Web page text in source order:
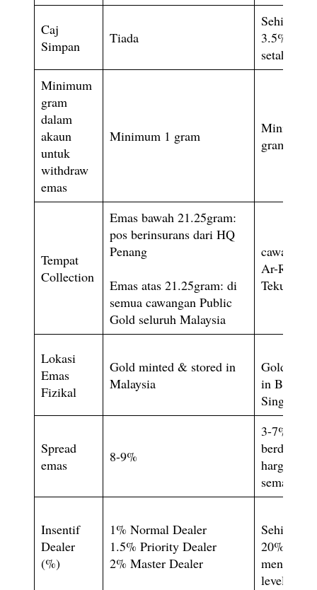
Caj
Simpan
Tiada
Sehingga
3.5%
setahun
Minimum
gram
dalam
akaun
untuk
withdraw
emas
Minimum 1 gram
Minimum
gram
Tempat
Collection
Emas bawah 21.25gram:
pos berinsurans dari HQ
Penang
Emas atas 21.25gram: di
semua cawangan Public
Gold seluruh Malaysia
cawangan
Ar-Rahnu
Tekun
Lokasi
Emas
Fizikal
Gold minted & stored in
Malaysia
Gold
in Brinks
Singapore
Spread
emas
8-9%
3-7%
harga
semasa
Insentif
Dealer
(%)
1% Normal Dealer
1.5% Priority Dealer
2% Master Dealer
Sehingga
20%
mengikut
level